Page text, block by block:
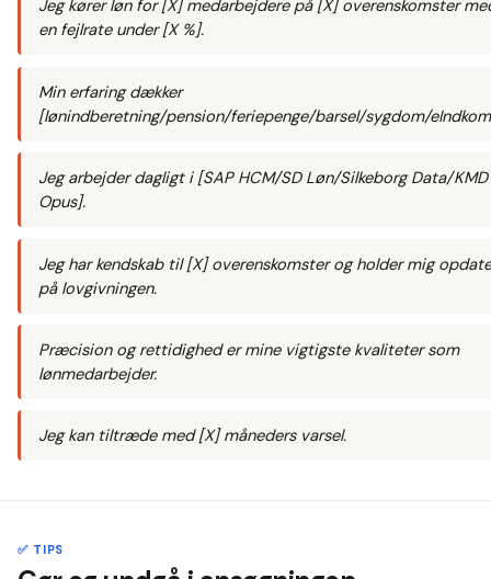
Jeg kører løn for [X] medarbejdere på [X] overenskomster
en fejlrate under [X %].
Min erfaring dækker
[lønindberetning/pension/feriepenge/barsel/sygdom/
Jeg arbejder dagligt i [SAP HCM/SD Løn/Silkeborg Data/KMD
Opus].
Jeg har kendskab til [X] overenskomster og holder mig
på lovgivningen.
Præcision og rettidighed er mine vigtigste kvaliteter som
lønmedarbejder.
Jeg kan tiltræde med [X] måneders varsel.
✅ TIPS